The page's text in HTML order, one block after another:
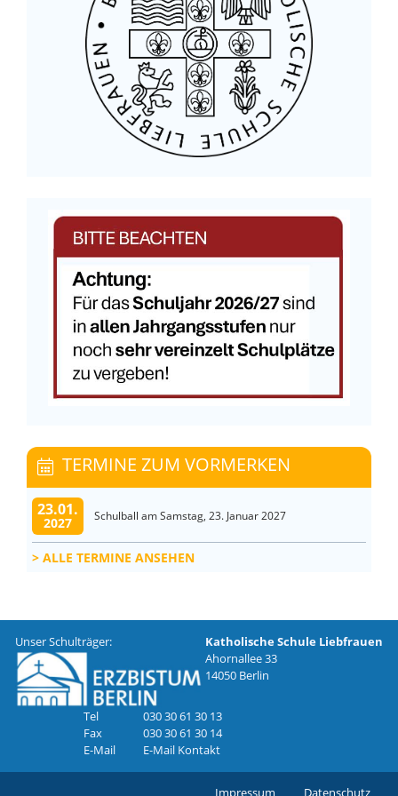
TERMINE ZUM VORMERKEN
23.01.
2027 Schulball am Samstag, 23. Januar 2027
ALLE TERMINE ANSEHEN
Unser Schulträger:
Katholische Schule Liebfrauen
Ahornallee 33
14050 Berlin
Tel
030 30 61 30 13
Fax
030 30 61 30 14
E-Mail
E-Mail Kontakt
Impressum Datenschutz